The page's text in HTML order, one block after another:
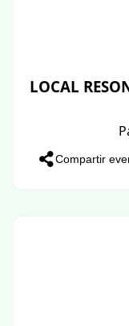
LOCAL
Compartir